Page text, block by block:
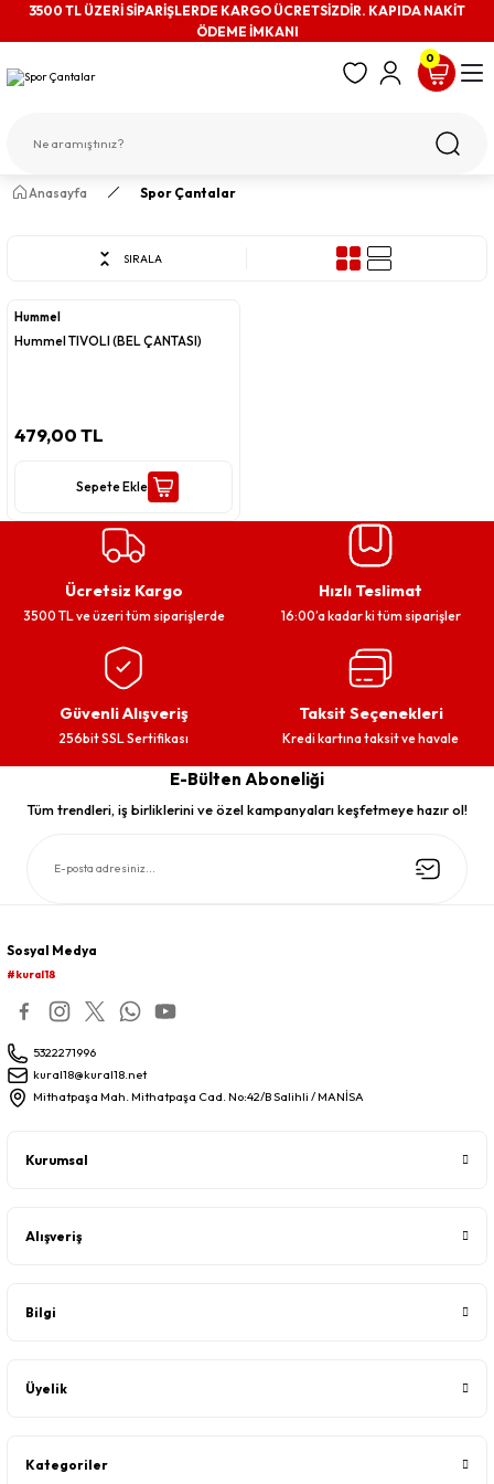
3500 TL ÜZERİ SİPARİŞLERDE KARGO ÜCRETSİZDİR. KAPIDA NAKİT
ÖDEME İMKANI
0
Anasayfa Spor Çantalar
SIRALA
Hummel
Hummel TIVOLI (BEL ÇANTASI)
479,00 TL
Sepete Ekle
Ücretsiz Kargo
3500 TL ve üzeri tüm siparişlerde
Hızlı Teslimat
16:00’a kadar ki tüm siparişler
Güvenli Alışveriş
256bit SSL Sertifikası
Taksit Seçenekleri
Kredi kartına taksit ve havale
E-Bülten Aboneliği
Tüm trendleri, iş birliklerini ve özel kampanyaları keşfetmeye hazır ol!
Sosyal Medya
#kural18
5322271996
kural18@kural18.net
Mithatpaşa Mah. Mithatpaşa Cad. No:42/B Salihli / MANİSA
Kurumsal
Alışveriş
Bilgi
Üyelik
Kategoriler